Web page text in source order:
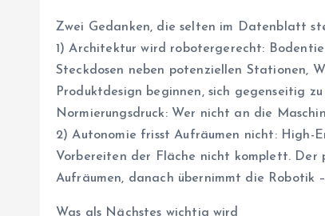
Zwei Gedanken, die selten im Datenblatt
1) Architektur wird robotergerecht:
Steckdosen neben potenziellen Stationen,
Produktdesign beginnen, sich gegenseitig
Normierungsdruck: Wer nicht an die
2) Autonomie frisst Aufräumen nicht: High-
Vorbereiten der Fläche nicht komplett. Der
Aufräumen, danach übernimmt die Robotik
Was als Nächstes wichtig wird